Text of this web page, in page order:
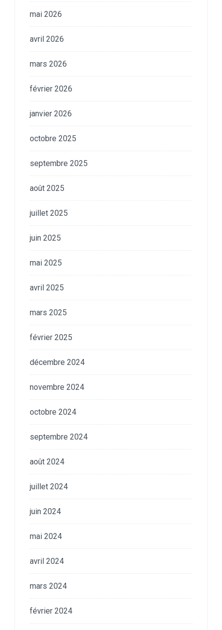
mai 2026
avril 2026
mars 2026
février 2026
janvier 2026
octobre 2025
septembre 2025
août 2025
juillet 2025
juin 2025
mai 2025
avril 2025
mars 2025
février 2025
décembre 2024
novembre 2024
octobre 2024
septembre 2024
août 2024
juillet 2024
juin 2024
mai 2024
avril 2024
mars 2024
février 2024